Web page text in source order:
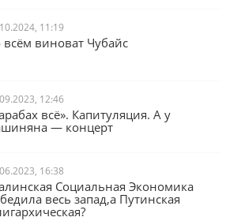
11:19
всём виноват Чубайс
12:46
всё». Капитуляция. А у
— концерт
16:38
Социальная Экономика
весь запад,а Путинская